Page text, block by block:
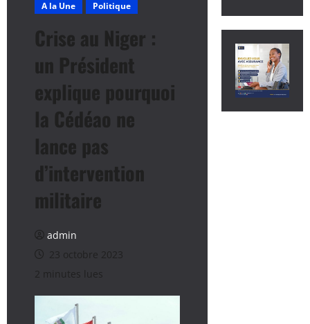
A la Une Politique
Crise au Niger :
un Président
explique pourquoi
la Cédéao ne
lance pas
d’intervention
militaire
admin
23 octobre 2023
2 minutes lues